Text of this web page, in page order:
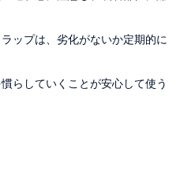
ップは、劣化がないか定期的に
らしていくことが安心して使う